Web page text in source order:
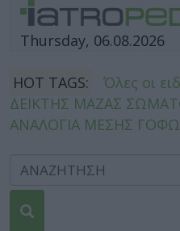
Thursday, 06.08.2026
HOT TAGS:
Όλες οι
ΔΕΙΚΤΗΣ ΜΑΖΑΣ
ΑΝΑΛΟΓΙΑ ΜΕΣΗΣ